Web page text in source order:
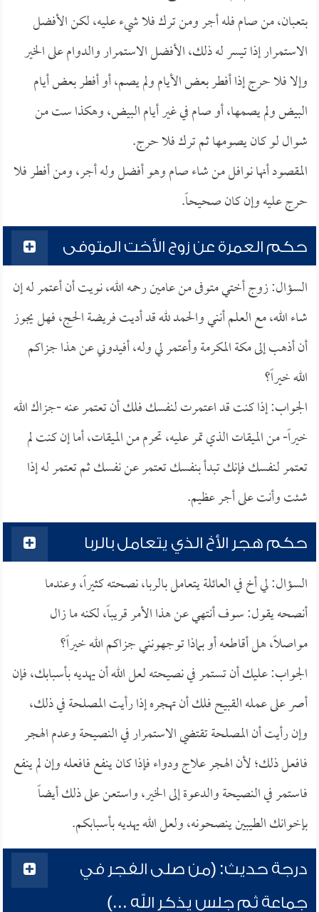
بتعبان، من صام فله أجر ومن ترك فلا شيء عليه، لكن الأفضل
الاستمرار إذا تيسر له ذلك، الأفضل الاستمرار والدوام على الخير
وإلا فلا حرج إذا أفطر بعض الأيام ولم يصم، أو أفطر بعض أيام
البيض ولم يصمها، أو صام في غير أيام البيض، وهكذا ست من
شوال لو كان يصومها ثم ترك فلا حرج.
المقصود أنها نوافل من شاء صام وهو أفضل وله أجر، ومن أفطر فلا
حرج عليه وإن كان صحيحاً.
حكم العمرة عن زوج الأخت المتوفى
السؤال: زوج أختي متوفى من عامين رحمه الله، نويت أن أعتمر له إن
شاء الله، مع العلم أنني والحمد لله قد أديت فريضة الحج، فهل يجوز
أن أذهب إلى مكة المكرمة وأعتمر لي وله، أفيدوني عن هذا جزاكم
الله خيراً؟
الجواب: إذا كنت قد اعتمرت لنفسك فلك أن تعتمر عنه -جزاك الله
خيراً- من الميقات الذي تمر عليه، تحرم من الميقات، أما إن كنت لم
تعتمر لنفسك فإنك تبدأ بنفسك تعتمر عن نفسك ثم تعتمر له إذا
شئت وأنت على أجر عظيم.
حكم هجر الأخ الذي يتعامل بالربا
السؤال: لي أخ في العائلة يتعامل بالربا، نصحته كثيراً، وعندما
أنصحه يقول: سوف أنتهي عن هذا الأمر قريباً، لكنه ما زال
مواصلاً، هل أقاطعه أو بماذا توجهونني جزاكم الله خيراً؟
الجواب: عليك أن تستمر في نصيحته لعل الله أن يهديه بأسبابك، فإن
أصر على عمله القبيح فلك أن تهجره إذا رأيت المصلحة في ذلك،
وإن رأيت أن المصلحة تقتضي الاستمرار في النصيحة وعدم الهجر
فافعل ذلك؛ لأن الهجر علاج ودواء فإذا كان ينفع فافعله وإن لم ينفع
فاستمر في النصيحة والدعوة إلى الخير، واستعن على ذلك أيضاً
بإخوانك الطيبين ينصحونه، ولعل الله يهديه بأسبابكم.
درجة حديث: (من صلى الفجر في
جماعة ثم جلس يذكر الله ...)